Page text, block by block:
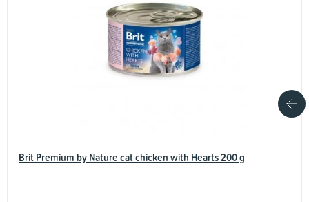
Brit Premium by Nature cat chicken with Hearts 200 g